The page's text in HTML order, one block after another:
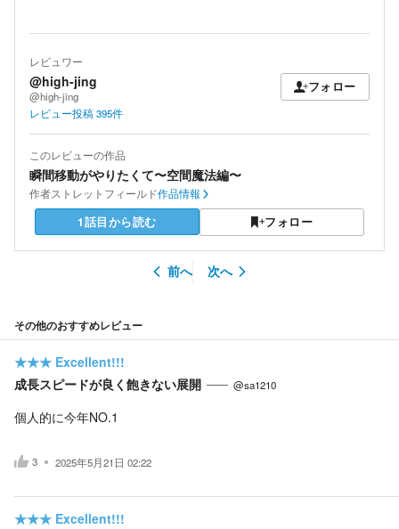
レビュワー
@high-jing
@high-jing
フォロー
レビュー投稿395件
このレビューの作品
瞬間移動がやりたくて〜空間魔法編〜
作者ストレットフィールド作品情報
1話目から読む フォロー
前へ 次へ
その他のおすすめレビュー
★★★ Excellent!!!
成長スピードが良く飽きない展開
@sa1210
個人的に今年NO.1
3 2025年5月21日 02:22
★★★ Excellent!!!